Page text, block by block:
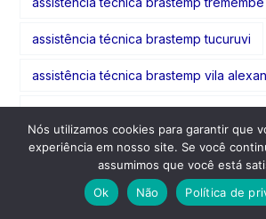
assistência técnica brastemp tucuruvi
assistência técnica brastemp vila
assistência técnica brastemp vila amália
assistência técnica brastemp vila
assistência técnica brastemp vila
Nós utilizamos cookies para garantir que
experiência em nosso site. Se você
assumimos que você está
Ok
Não Política de